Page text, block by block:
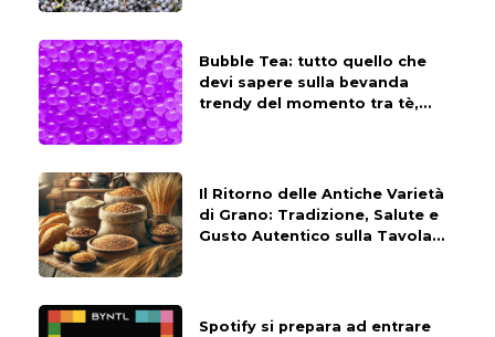
Bubble Tea: tutto quello che
devi sapere sulla bevanda
trendy del momento tra tè,
Il Ritorno delle Antiche Varietà
di Grano: Tradizione, Salute e
Gusto Autentico sulla Tavola
Spotify si prepara ad entrare